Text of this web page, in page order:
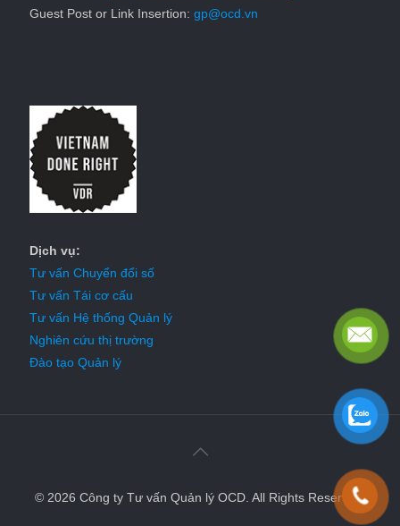
Guest Post or Link Insertion: gp@ocd.vn
Dịch vụ:
Tư vấn Chuyển đổi số
Tư vấn Tái cơ cấu
Tư vấn Hệ thống Quản lý
Nghiên cứu thị trường
Đào tạo Quản lý
© 2026 Công ty Tư vấn Quản lý OCD. All Rights Reserved.